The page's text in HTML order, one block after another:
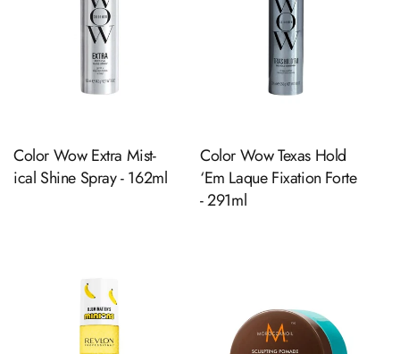
Color Wow Extra Mist-
ical Shine Spray - 162ml
Color Wow Texas Hold
‘Em Laque Fixation Forte
- 291ml